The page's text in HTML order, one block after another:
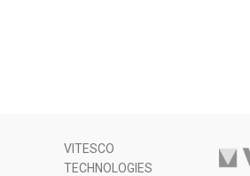
VITESCO
TECHNOLOGIES